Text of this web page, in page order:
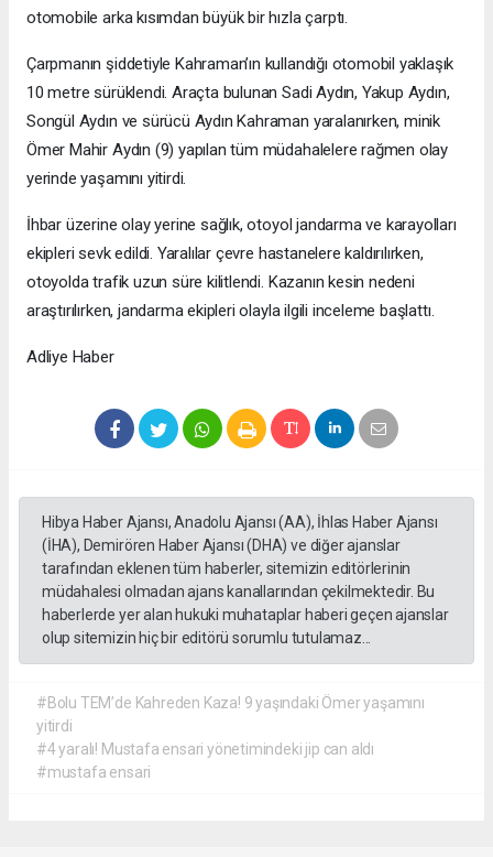
otomobile arka kısımdan büyük bir hızla çarptı.
Çarpmanın şiddetiyle Kahraman’ın kullandığı otomobil yaklaşık
10 metre sürüklendi. Araçta bulunan Sadi Aydın, Yakup Aydın,
Songül Aydın ve sürücü Aydın Kahraman yaralanırken, minik
Ömer Mahir Aydın (9) yapılan tüm müdahalelere rağmen olay
yerinde yaşamını yitirdi.
İhbar üzerine olay yerine sağlık, otoyol jandarma ve karayolları
ekipleri sevk edildi. Yaralılar çevre hastanelere kaldırılırken,
otoyolda trafik uzun süre kilitlendi. Kazanın kesin nedeni
araştırılırken, jandarma ekipleri olayla ilgili inceleme başlattı.
Adliye Haber
Hibya Haber Ajansı, Anadolu Ajansı (AA), İhlas Haber Ajansı
(İHA), Demirören Haber Ajansı (DHA) ve diğer ajanslar
tarafından eklenen tüm haberler, sitemizin editörlerinin
müdahalesi olmadan ajans kanallarından çekilmektedir. Bu
haberlerde yer alan hukuki muhataplar haberi geçen ajanslar
olup sitemizin hiç bir editörü sorumlu tutulamaz...
#Bolu TEM’de Kahreden Kaza! 9 yaşındaki Ömer yaşamını
yitirdi
#4 yaralı! Mustafa ensari yönetimindeki jip can aldı
#mustafa ensari